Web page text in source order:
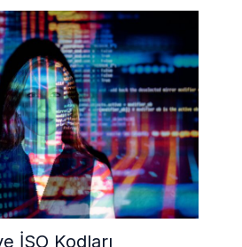
İSO Kodları